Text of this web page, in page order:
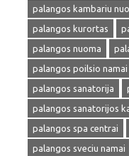
palangos kambariu
palangos kurortas
palangos nuoma
palangos poilsio namai
palangos sanatorija
palangos sanatorijos
palangos spa centrai
palangos sveciu namai